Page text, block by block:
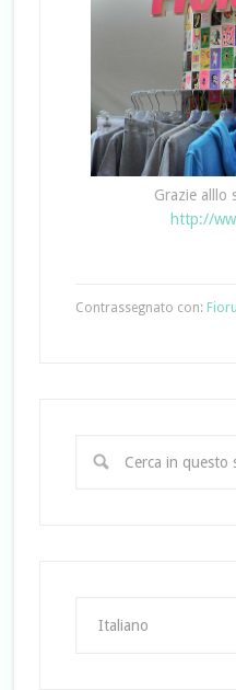
Grazie alllo
http://
Contrassegnato con: